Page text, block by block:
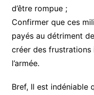
d’être rompue ;
Confirmer que ces
payés au détriment
créer des frustrations
l’armée.
Bref, Il est indéniable